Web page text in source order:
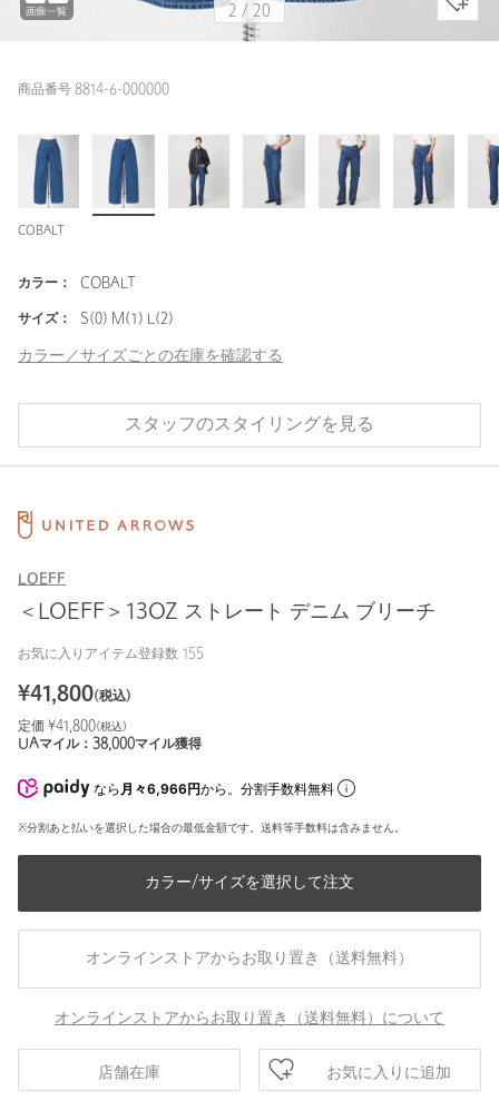
2 / 20
商品番号 8814-6-000000
COBALT
カラー： COBALT
サイズ： S(0) M(1) L(2)
カラー／サイズごとの在庫を確認する
スタッフのスタイリングを見る
LOEFF
＜LOEFF＞13OZ ストレート デニム ブリーチ
お気に入りアイテム登録数 155
¥41,800(税込)
定価 ¥41,800(税込)
UAマイル： 38,000マイル獲得
なら 月々6,966円から。分割手数料無料
※分割あと払いを選択した場合の最低金額です。送料等手数料は含みません。
カラー/サイズを選択して注文
オンラインストアからお取り置き（送料無料）
オンラインストアからお取り置き（送料無料）について
店舗在庫 お気に入りに追加